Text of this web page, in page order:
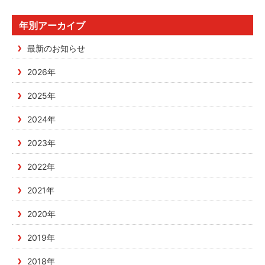
年別アーカイブ
最新のお知らせ
2026年
2025年
2024年
2023年
2022年
2021年
2020年
2019年
2018年